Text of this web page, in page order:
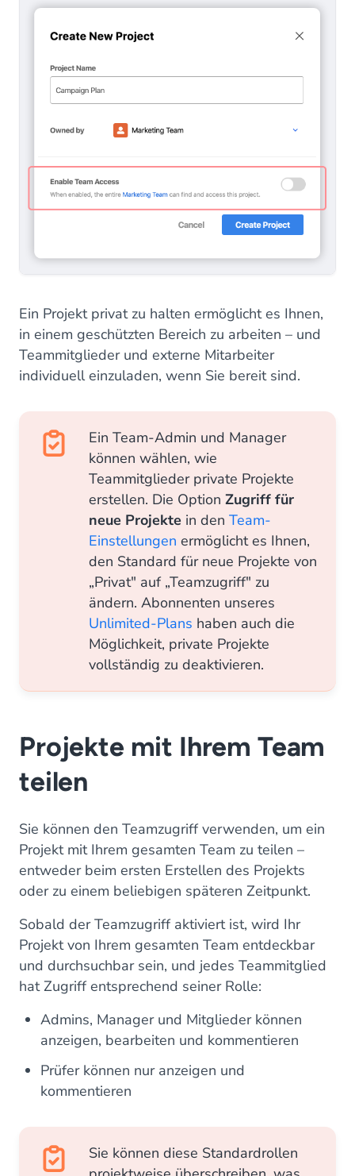
Ein Projekt privat zu halten ermöglicht es Ihnen,
in einem geschützten Bereich zu arbeiten – und
Teammitglieder und externe Mitarbeiter
individuell einzuladen, wenn Sie bereit sind.
Ein Team-Admin und Manager
können wählen, wie
Teammitglieder private Projekte
erstellen. Die Option Zugriff für
neue Projekte in den Team-
Einstellungen ermöglicht es Ihnen,
den Standard für neue Projekte von
„Privat" auf „Teamzugriff" zu
ändern. Abonnenten unseres
Unlimited-Plans haben auch die
Möglichkeit, private Projekte
vollständig zu deaktivieren.
Projekte mit Ihrem Team
teilen
Sie können den Teamzugriff verwenden, um ein
Projekt mit Ihrem gesamten Team zu teilen –
entweder beim ersten Erstellen des Projekts
oder zu einem beliebigen späteren Zeitpunkt.
Sobald der Teamzugriff aktiviert ist, wird Ihr
Projekt von Ihrem gesamten Team entdeckbar
und durchsuchbar sein, und jedes Teammitglied
hat Zugriff entsprechend seiner Rolle:
Admins, Manager und Mitglieder können
anzeigen, bearbeiten und kommentieren
Prüfer können nur anzeigen und
kommentieren
Sie können diese Standardrollen